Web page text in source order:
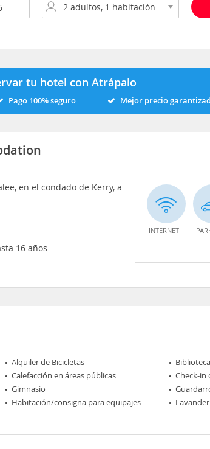
tu hotel con Atrápalo
Pago 100% seguro Mejor precio
en el condado de Kerry, a
16 años
INTERNET
Alquiler de Bicicletas
Biblioteca
Calefacción en áreas públicas
Check-in
Gimnasio
Habitación/consigna para equipajes